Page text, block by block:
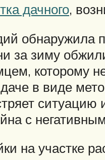
дачного,
обнаружила
за зиму
которому
в виде
с
на участке